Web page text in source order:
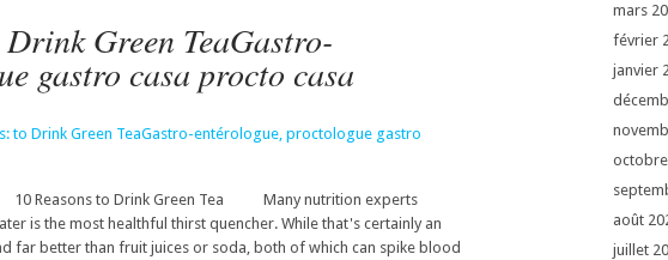
Green TeaGastro-
gastro casa procto casa
to Drink Green Tea Many nutrition experts
is the most healthful thirst quencher. While that's certainly an
far better than fruit juices or soda, both of which can spike blood
mars
février
janvier
août
juillet